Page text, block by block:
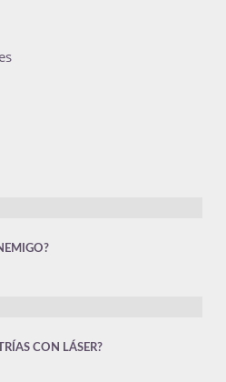
CON LÁSER?